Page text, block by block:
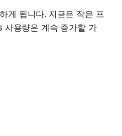
게 됩니다. 지금은 작은 프
사용량은 계속 증가할 가